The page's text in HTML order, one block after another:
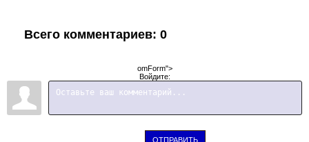
Всего комментариев: 0
omForm">
Войдите:
ОТПРАВИТЬ